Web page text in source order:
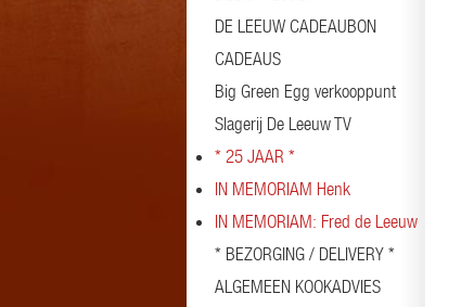
DE LEEUW CADEAUBON
CADEAUS
Big Green Egg verkooppunt
Slagerij De Leeuw TV
* 25 JAAR *
IN MEMORIAM Henk
IN MEMORIAM: Fred de Leeuw
* BEZORGING / DELIVERY *
ALGEMEEN KOOKADVIES